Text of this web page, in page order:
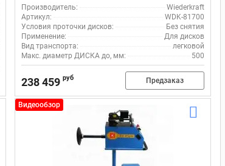
Производитель:
Wiederkraft
Артикул:
WDK-81700
Условия проточки дисков:
Без снятия
Применение:
Для дисков
Вид транспорта:
легковой
Макс. диаметр ДИСКА до, мм:
500
238 459 руб Предзаказ
Видеообзор